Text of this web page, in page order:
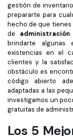
Más Firmar PDF
eSign PDF
PDF por
Censurar
PDF OCR
Trucos para
Ver más
¿Por qué
Reseñas
Historias de
gestión de
prepararte para
hecho de que tienes
de
brindarte
existencias en el
clientes y la
obstáculo es
código abierto
adaptadas a las
investigamos un
gratuitas de
Los 5